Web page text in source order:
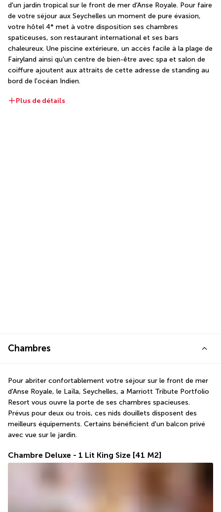
d'un jardin tropical sur le front de mer d'Anse Royale. Pour faire
de votre séjour aux Seychelles un moment de pure évasion,
votre hôtel 4* met à votre disposition ses chambres
spaticeuses, son restaurant international et ses bars
chaleureux. Une piscine extérieure, un accès facile à la plage de
Fairyland ainsi qu'un centre de bien-être avec spa et salon de
coiffure ajoutent aux attraits de cette adresse de standing au
bord de l'océan Indien.
Plus de détails
Chambres
Pour abriter confortablement votre séjour sur le front de mer
d'Anse Royale, le Laïla, Seychelles, a Marriott Tribute Portfolio
Resort vous ouvre la porte de ses chambres spacieuses.
Prévus pour deux ou trois, ces nids douillets disposent des
meilleurs équipements. Certains bénéficient d'un balcon privé
avec vue sur le jardin.
Chambre Deluxe - 1 Lit King Size [41 M2]